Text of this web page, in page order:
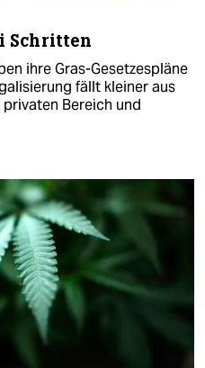
Schritten
ihre Gras-Gesetzespläne
fällt kleiner aus
Bereich und